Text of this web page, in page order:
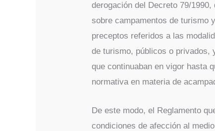
derogación del Decreto 79/
sobre campamentos de turismo
preceptos referidos a las
de turismo, públicos o privados,
que continuaban en vigor hasta
normativa en materia de
De este modo, el Reglamento
condiciones de afección al